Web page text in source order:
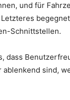
und für
Schnittstellen.
dass
sind,